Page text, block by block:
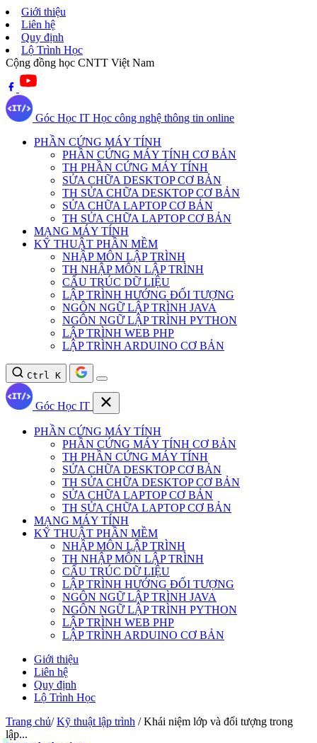
Giới thiệu
Liên hệ
Quy định
Lộ Trình Học
Cộng đồng học CNTT Việt Nam
Góc Học IT Học công nghệ thông tin online
PHẦN CỨNG MÁY TÍNH
PHẦN CỨNG MÁY TÍNH CƠ BẢN
TH PHẦN CỨNG MÁY TÍNH
SỬA CHỮA DESKTOP CƠ BẢN
TH SỬA CHỮA DESKTOP CƠ BẢN
SỬA CHỮA LAPTOP CƠ BẢN
TH SỬA CHỮA LAPTOP CƠ BẢN
MẠNG MÁY TÍNH
KỸ THUẬT PHẦN MỀM
NHẬP MÔN LẬP TRÌNH
TH NHẬP MÔN LẬP TRÌNH
CẤU TRÚC DỮ LIỆU
LẬP TRÌNH HƯỚNG ĐỐI TƯỢNG
NGÔN NGỮ LẬP TRÌNH JAVA
NGÔN NGỮ LẬP TRÌNH PYTHON
LẬP TRÌNH WEB PHP
LẬP TRÌNH ARDUINO CƠ BẢN
Ctrl K
Góc Học IT
PHẦN CỨNG MÁY TÍNH
PHẦN CỨNG MÁY TÍNH CƠ BẢN
TH PHẦN CỨNG MÁY TÍNH
SỬA CHỮA DESKTOP CƠ BẢN
TH SỬA CHỮA DESKTOP CƠ BẢN
SỬA CHỮA LAPTOP CƠ BẢN
TH SỬA CHỮA LAPTOP CƠ BẢN
MẠNG MÁY TÍNH
KỸ THUẬT PHẦN MỀM
NHẬP MÔN LẬP TRÌNH
TH NHẬP MÔN LẬP TRÌNH
CẤU TRÚC DỮ LIỆU
LẬP TRÌNH HƯỚNG ĐỐI TƯỢNG
NGÔN NGỮ LẬP TRÌNH JAVA
NGÔN NGỮ LẬP TRÌNH PYTHON
LẬP TRÌNH WEB PHP
LẬP TRÌNH ARDUINO CƠ BẢN
Giới thiệu
Liên hệ
Quy định
Lộ Trình Học
Trang chủ/ Kỹ thuật lập trình / Khái niệm lớp và đối tượng trong
lập...